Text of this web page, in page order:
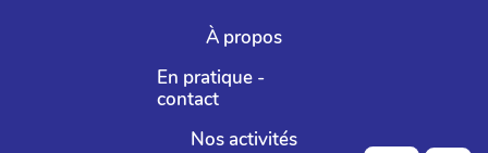
Aller au contenu principalÀ propos
En pratique -
contact
Nos activités